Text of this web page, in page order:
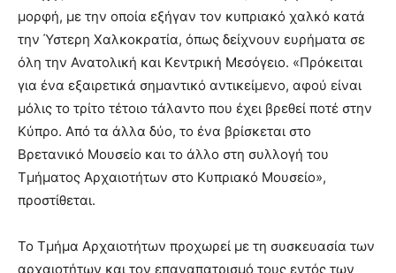
μορφή, με την οποία εξήγαν τον κυπριακό χαλκό κατά
την Ύστερη Χαλκοκρατία, όπως δείχνουν ευρήματα σε
όλη την Ανατολική και Κεντρική Μεσόγειο. «Πρόκειται
για ένα εξαιρετικά σημαντικό αντικείμενο, αφού είναι
μόλις το τρίτο τέτοιο τάλαντο που έχει βρεθεί ποτέ στην
Κύπρο. Από τα άλλα δύο, το ένα βρίσκεται στο
Βρετανικό Μουσείο και το άλλο στη συλλογή του
Τμήματος Αρχαιοτήτων στο Κυπριακό Μουσείο»,
προστίθεται.
Το Τμήμα Αρχαιοτήτων προχωρεί με τη συσκευασία των
αρχαιοτήτων και τον επαναπατρισμό τους εντός των